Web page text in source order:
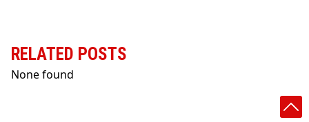
RELATED POSTS
None found